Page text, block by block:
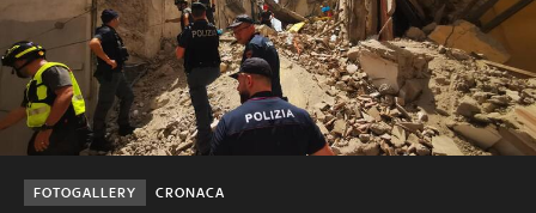
CRONACA
FOTOGALLERY